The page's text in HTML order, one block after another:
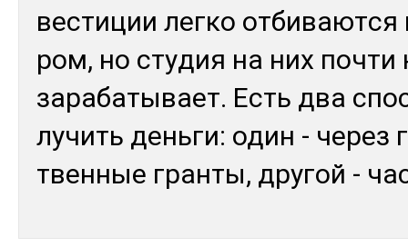
вес­ти­ции лег­ко
ром, но сту­дия на них поч­ти
за­раба­тывает. Есть два
лучить день­ги: один - че­рез
твен­ные гран­ты, дру­гой -